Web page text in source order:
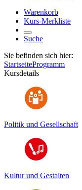
Warenkorb
Kurs-Merkliste
Suche
Sie befinden sich hier:
StartseiteProgramm
Kursdetails
Politik und Gesellschaft
Kultur und Gestalten